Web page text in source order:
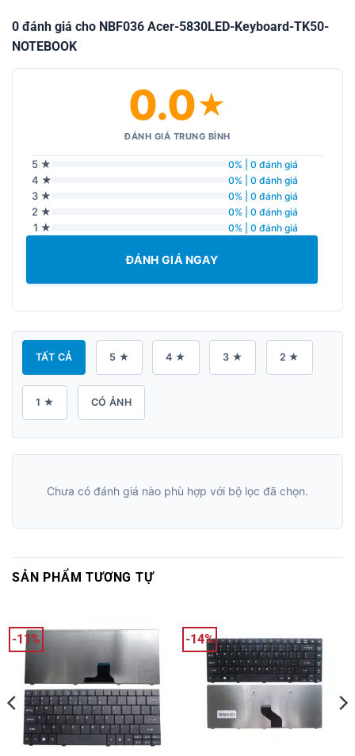
0 đánh giá cho NBF036 Acer-5830LED-Keyboard-TK50-
NOTEBOOK
0.0★
ĐÁNH GIÁ TRUNG BÌNH
5 ★ 0% | 0 đánh giá
4 ★ 0% | 0 đánh giá
3 ★ 0% | 0 đánh giá
2 ★ 0% | 0 đánh giá
1 ★ 0% | 0 đánh giá
ĐÁNH GIÁ NGAY
TẤT CẢ 5 ★ 4 ★ 3 ★ 2 ★
1 ★ CÓ ẢNH
Chưa có đánh giá nào phù hợp với bộ lọc đã chọn.
SẢN PHẨM TƯƠNG TỰ
-11% -14%